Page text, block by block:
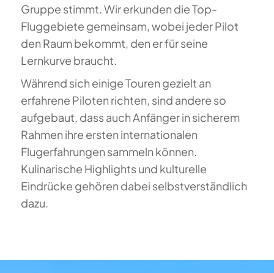
Gruppe stimmt. Wir erkunden die Top-
Fluggebiete gemeinsam, wobei jeder Pilot
den Raum bekommt, den er für seine
Lernkurve braucht.
Während sich einige Touren gezielt an
erfahrene Piloten richten, sind andere so
aufgebaut, dass auch Anfänger in sicherem
Rahmen ihre ersten internationalen
Flugerfahrungen sammeln können.
Kulinarische Highlights und kulturelle
Eindrücke gehören dabei selbstverständlich
dazu.